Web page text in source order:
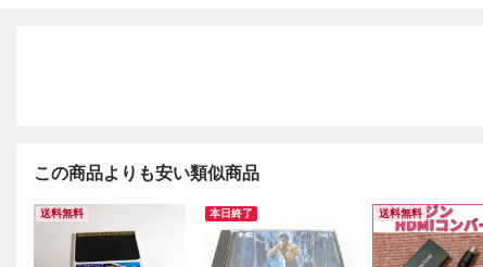
この商品よりも安い類似商品
送料無料 本日終了 送料無料